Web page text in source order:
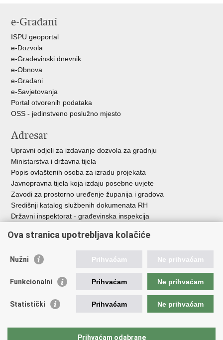
FacebookuTwitteru
e-Građani
ISPU geoportal
e-Dozvola
e-Građevinski dnevnik
e-Obnova
e-Građani
e-Savjetovanja
Portal otvorenih podataka
OSS - jedinstveno poslužno mjesto
Adresar
Upravni odjeli za izdavanje dozvola za gradnju
Ministarstva i državna tijela
Popis ovlaštenih osoba za izradu projekata
Javnopravna tijela koja izdaju posebne uvjete
Zavodi za prostorno uređenje županija i gradova
Središnji katalog službenih dokumenata RH
Državni inspektorat - građevinska inspekcija
Vlada Republike Hrvatske
Agencija za pravni promet i posredovanje nekretninama
Fond za zaštitu okoliša i energetsku učinkovitost
Državne nekretnine d.o.o.
Ova stranica upotrebljava kolačiće
Nužni Prihvaćam Ne prihvaćam
Funkcionalni Prihvaćam Ne prihvaćam
Statistički Prihvaćam Ne prihvaćam
Prihvaćam odabrane